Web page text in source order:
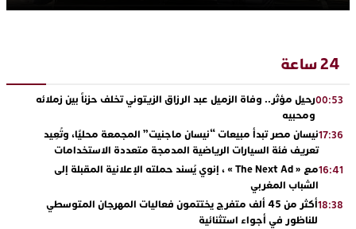
24 ساعة
00:53رحيل مؤثر.. وفاة الزميل عبد الرزاق الزيتوني تخلف حزناً بين زملائه
ومحبيه
17:36نيسان مصر تبدأ مبيعات “نيسان ماجنيت” المجمعة محليًا، وتُعِيد
تعريف فئة السيارات الرياضية المدمجة متعددة الاستخدامات
16:41
مع « The Next Ad » ، إنوي يُسند حملته الإعلانية المقبلة إلى
الشباب المغربي
18:38
أكثر من 45 ألف متفرج يختتمون فعاليات المهرجان المتوسطي
للناظور في أجواء استثنائية